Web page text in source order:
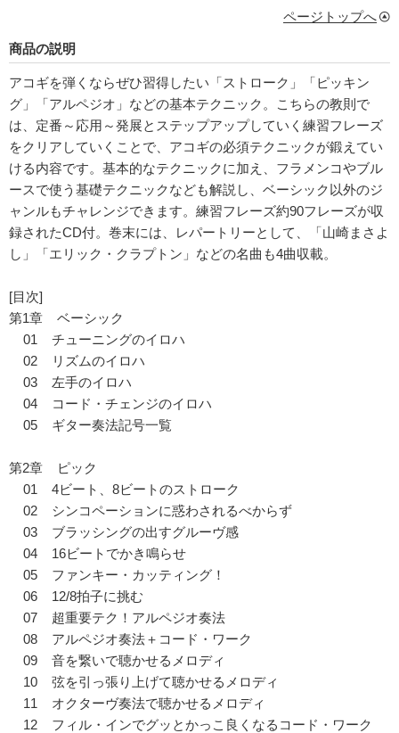
ページトップへ
商品の説明
アコギを弾くならぜひ習得したい「ストローク」「ピッキン
グ」「アルペジオ」などの基本テクニック。こちらの教則で
は、定番～応用～発展とステップアップしていく練習フレーズ
をクリアしていくことで、アコギの必須テクニックが鍛えてい
ける内容です。基本的なテクニックに加え、フラメンコやブル
ースで使う基礎テクニックなども解説し、ベーシック以外のジ
ャンルもチャレンジできます。練習フレーズ約90フレーズが収
録されたCD付。巻末には、レパートリーとして、「山崎まさよ
し」「エリック・クラプトン」などの名曲も4曲収載。
[目次]
第1章 ベーシック
01 チューニングのイロハ
02 リズムのイロハ
03 左手のイロハ
04 コード・チェンジのイロハ
05 ギター奏法記号一覧
第2章 ピック
01 4ビート、8ビートのストローク
02 シンコペーションに惑わされるべからず
03 ブラッシングの出すグルーヴ感
04 16ビートでかき鳴らせ
05 ファンキー・カッティング！
06 12/8拍子に挑む
07 超重要テク！アルペジオ奏法
08 アルペジオ奏法＋コード・ワーク
09 音を繋いで聴かせるメロディ
10 弦を引っ張り上げて聴かせるメロディ
11 オクターヴ奏法で聴かせるメロディ
12 フィル・インでグッとかっこ良くなるコード・ワーク